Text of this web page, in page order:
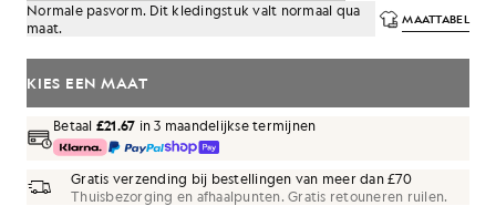
Normale pasvorm. Dit kledingstuk valt normaal qua
maat.
MAATTABEL
KIES EEN MAAT
Betaal £21.67 in 3 maandelijkse termijnen
Gratis verzending bij bestellingen van meer dan £70
Thuisbezorging en afhaalpunten. Gratis retouneren ruilen.